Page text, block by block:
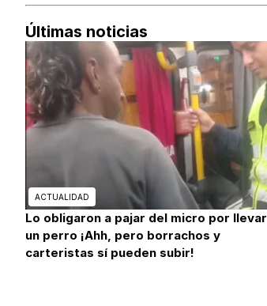
Últimas noticias
ACTUALIDAD
Lo obligaron a pajar del micro por llevar
un perro ¡Ahh, pero borrachos y
carteristas sí pueden subir!